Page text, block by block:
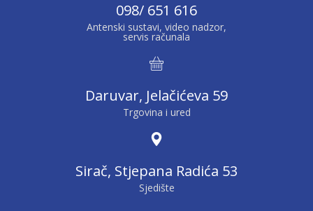
098/ 651 616
Antenski sustavi, video nadzor,
servis računala
Daruvar, Jelačićeva 59
Trgovina i ured
Sirač, Stjepana Radića 53
Sjedište